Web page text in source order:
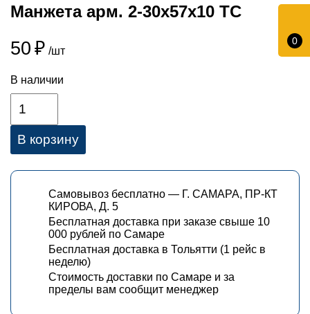
0
Манжета арм. 2-30х57х10 ТС
50 ₽ /шт
В наличии
В корзину
Самовывоз бесплатно — Г. САМАРА, ПР-КТ
КИРОВА, Д. 5
Бесплатная доставка при заказе свыше 10
000 рублей по Самаре
Бесплатная доставка в Тольятти (1 рейс в
неделю)
Стоимость доставки по Самаре и за
пределы вам сообщит менеджер